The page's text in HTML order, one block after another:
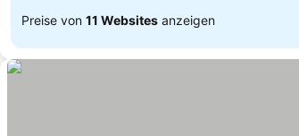
Preise von 11 Websites anzeigen